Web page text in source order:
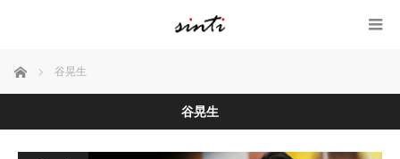
ホーム 谷晃生
谷晃生